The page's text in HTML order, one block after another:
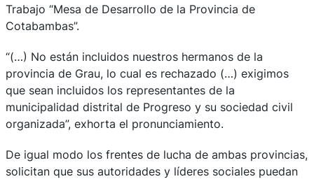
Trabajo “Mesa de Desarrollo de la Provincia de
Cotabambas”.
“(…) No están incluidos nuestros hermanos de la
provincia de Grau, lo cual es rechazado (…) exigimos
que sean incluidos los representantes de la
municipalidad distrital de Progreso y su sociedad civil
organizada”, exhorta el pronunciamiento.
De igual modo los frentes de lucha de ambas provincias,
solicitan que sus autoridades y líderes sociales puedan